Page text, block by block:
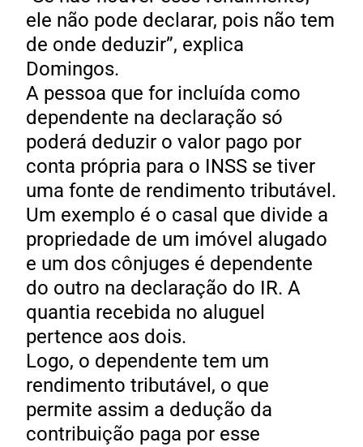
ele não pode declarar, pois não tem
de onde deduzir”, explica
Domingos.
A pessoa que for incluída como
dependente na declaração só
poderá deduzir o valor pago por
conta própria para o INSS se tiver
uma fonte de rendimento tributável.
Um exemplo é o casal que divide a
propriedade de um imóvel alugado
e um dos cônjuges é dependente
do outro na declaração do IR. A
quantia recebida no aluguel
pertence aos dois.
Logo, o dependente tem um
rendimento tributável, o que
permite assim a dedução da
contribuição paga por esse